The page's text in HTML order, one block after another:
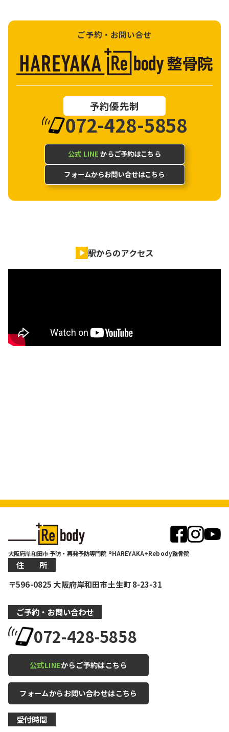
ご予約・お問い合せ
予約優先制
072-428-5858
公式 LINE からご予約はこちら
フォームからお問い合せはこちら
駅からのアクセス
大阪府岸和田市 予防・再発予防専門院 ®HAREYAKA+Rebody整骨院
住 所
〒596-0825 大阪府岸和田市土生町 8-23-31
ご予約・お問い合わせ
072-428-5858
公式LINEからご予約はこちら
フォームからお問い合わせはこちら
受付時間